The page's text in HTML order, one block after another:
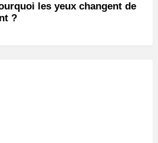
les yeux changent de
?